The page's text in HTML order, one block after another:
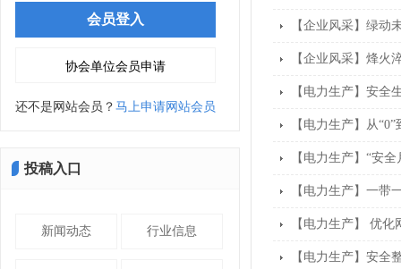
还不是网站会员？ 马上申请网站会员
投稿入口
新闻动态 行业信息
【企业风采】绿动
【企业风采】烽火
【电力生产】安全
【电力生产】从“0”
【电力生产】“安
【电力生产】一带
【电力生产】 优
【电力生产】安全